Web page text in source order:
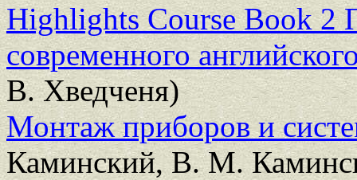
Highlights Course Book 2
современного
В. Хведченя)
Монтаж приборов и
Каминский, В. М.